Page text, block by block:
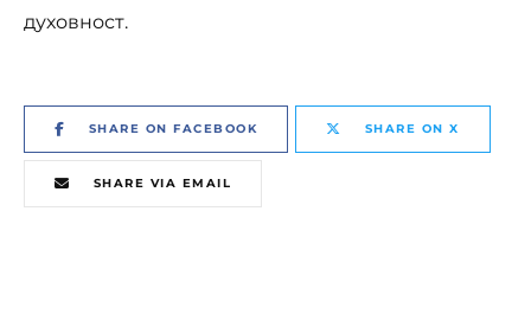
духовност.
SHARE ON FACEBOOK SHARE ON X
SHARE VIA EMAIL